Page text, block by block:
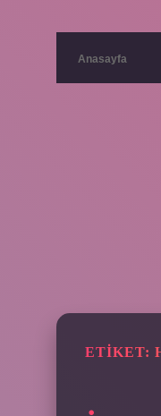
Anasayfa
ETIKET: